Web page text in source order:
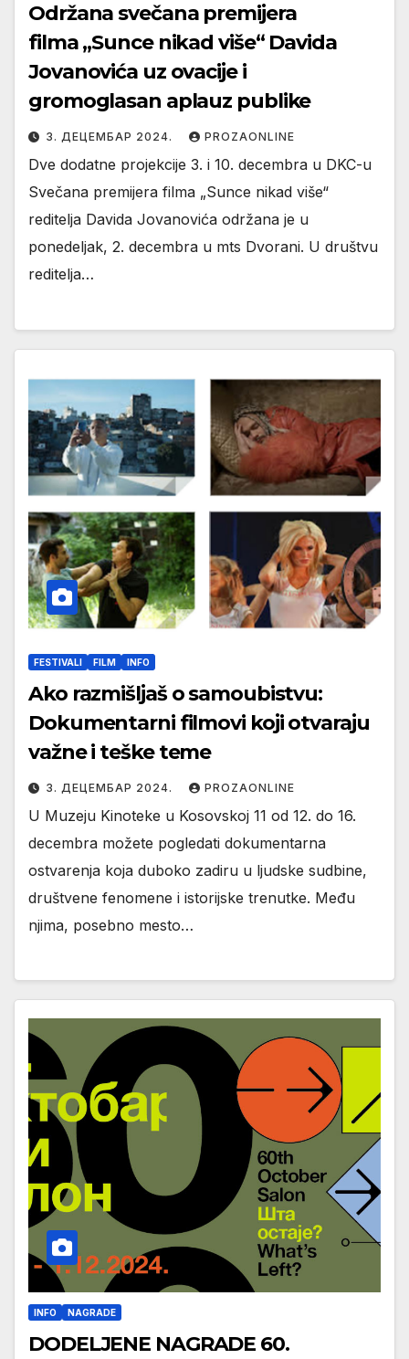
Održana svečana premijera
filma „Sunce nikad više“ Davida
Jovanovića uz ovacije i
gromoglasan aplauz publike
3. ДЕЦЕМБАР 2024. PROZAONLINE
Dve dodatne projekcije 3. i 10. decembra u DKC-u
Svečana premijera filma „Sunce nikad više“
reditelja Davida Jovanovića održana je u
ponedeljak, 2. decembra u mts Dvorani. U društvu
reditelja…
FESTIVALI FILM INFO
Ako razmišljaš o samoubistvu:
Dokumentarni filmovi koji otvaraju
važne i teške teme
3. ДЕЦЕМБАР 2024. PROZAONLINE
U Muzeju Kinoteke u Kosovskoj 11 od 12. do 16.
decembra možete pogledati dokumentarna
ostvarenja koja duboko zadiru u ljudske sudbine,
društvene fenomene i istorijske trenutke. Među
njima, posebno mesto…
INFO NAGRADE
DODELJENE NAGRADE 60.